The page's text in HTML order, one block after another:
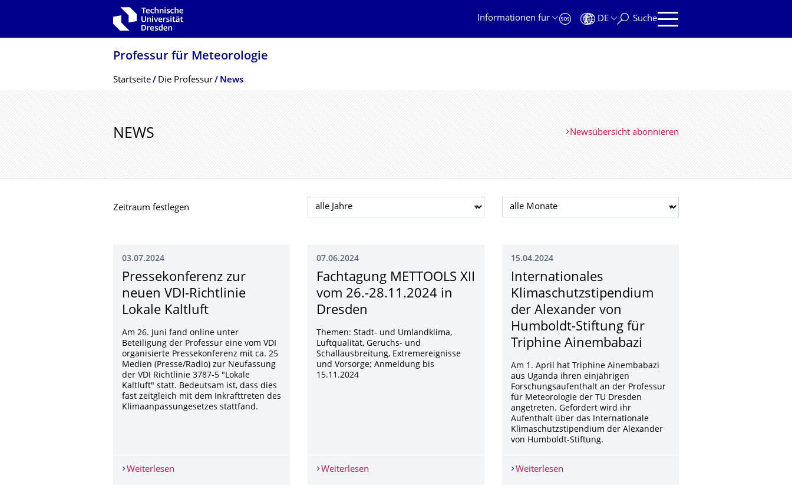
Zur Hauptnavigation springen
Informationen für
DE Suche
Professur für Meteorologie
Breadcrumb-Menü
Startseite Die Professur News
NEWS Newsübersicht abonnieren
Zeitraum festlegen Jahr auswählen Monat auswählen
03.07.2024
Pressekonferenz zur
neuen VDI-Richtlinie
Lokale Kaltluft
Am 26. Juni fand online unter
Beteiligung der Professur eine vom VDI
organisierte Pressekonferenz mit ca. 25
Medien (Presse/Radio) zur Neufassung
der VDI Richtlinie 3787-5 "Lokale
Kaltluft" statt. Bedeutsam ist, dass dies
fast zeitgleich mit dem Inkrafttreten des
Klimaanpassungesetzes stattfand.
Weiterlesen Pressekonferenz zur neuen VDI-Richtlinie Lokale Kaltluft
07.06.2024
Fachtagung METTOOLS XII
vom 26.-28.11.2024 in
Dresden
Themen: Stadt- und Umlandklima,
Luftqualität, Geruchs- und
Schallausbreitung, Extremereignisse
und Vorsorge; Anmeldung bis
15.11.2024
Weiterlesen Fachtagung METTOOLS XII vom 26.-28.11.2024 in Dresden
15.04.2024
Internationales
Klimaschutzsti­pendium
der Alexander von
Humboldt-Stiftung für
Triphine Ainembabazi
Am 1. April hat Triphine Ainembabazi
aus Uganda ihren einjährigen
Forschungsaufenthalt an der Professur
für Meteorologie der TU Dresden
angetreten. Gefördert wird ihr
Aufenthalt über das Internationale
Klimaschutzstipendium der Alexander
von Humboldt-Stiftung.
Weiterlesen